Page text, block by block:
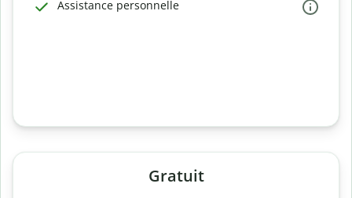
Assistance personnelle
Gratuit